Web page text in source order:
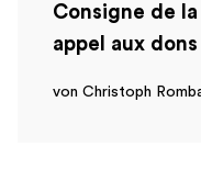
Consigne de
appel aux dons
von Christoph